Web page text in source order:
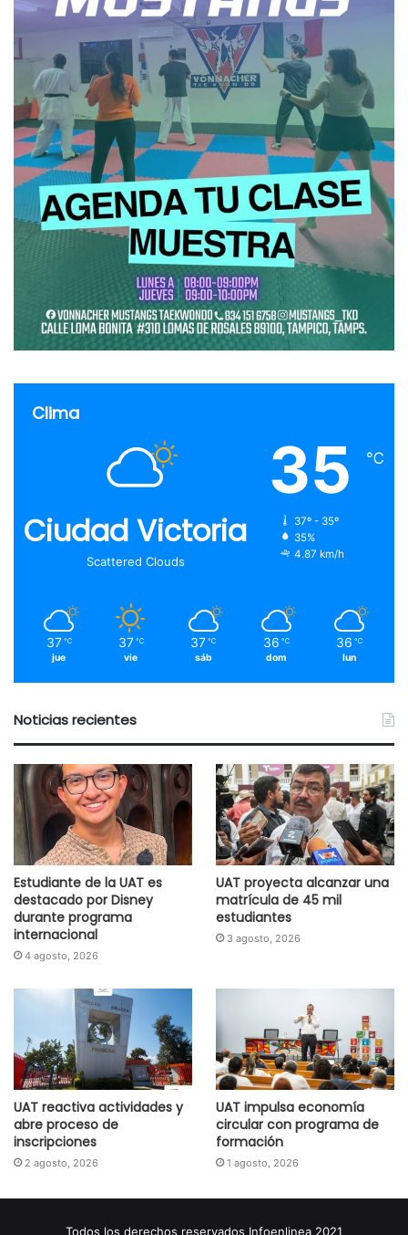
Clima
Ciudad Victoria
Scattered Clouds
35 ℃
37º - 35º
35%
4.87 km/h
37 ℃
jue
37 ℃
vie
37 ℃
sáb
36 ℃
dom
36 ℃
lun
Noticias recientes
Estudiante de la UAT es
destacado por Disney
durante programa
internacional
4 agosto, 2026
UAT proyecta alcanzar una
matrícula de 45 mil
estudiantes
3 agosto, 2026
UAT reactiva actividades y
abre proceso de
inscripciones
2 agosto, 2026
UAT impulsa economía
circular con programa de
formación
1 agosto, 2026
Todos los derechos reservados Infoenlinea 2021